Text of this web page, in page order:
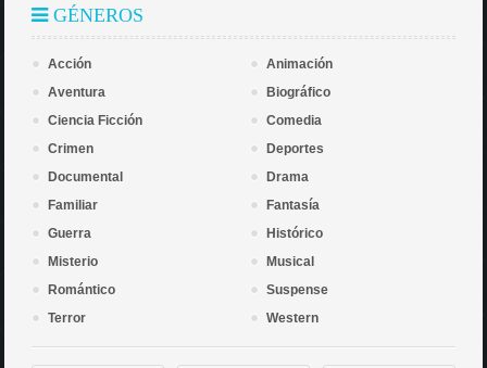
GÉNEROS
Acción
Animación
Aventura
Biográfico
Ciencia Ficción
Comedia
Crimen
Deportes
Documental
Drama
Familiar
Fantasía
Guerra
Histórico
Misterio
Musical
Romántico
Suspense
Terror
Western